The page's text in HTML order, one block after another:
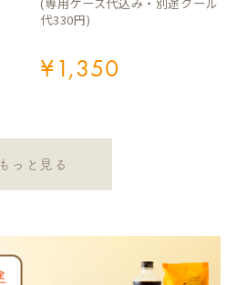
代330円)
¥1,350
もっと見る